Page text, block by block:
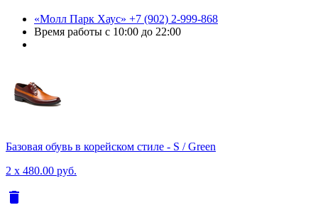
«Молл Парк Хаус» +7 (902) 2-999-868
Время работы с 10:00 до 22:00
Базовая обувь в корейском стиле - S / Green
2 x 480.00 руб.
delete